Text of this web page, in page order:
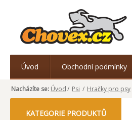
Úvod Obchodní podmínky
Nacházíte se: Úvod/ Psi / Hračky pro psy
KATEGORIE PRODUKTŮ